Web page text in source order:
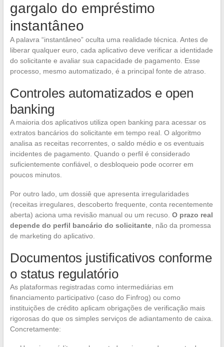
gargalo do empréstimo
instantâneo
A palavra “instantâneo” oculta uma realidade técnica. Antes de
liberar qualquer euro, cada aplicativo deve verificar a identidade
do solicitante e avaliar sua capacidade de pagamento. Esse
processo, mesmo automatizado, é a principal fonte de atraso.
Controles automatizados e open
banking
A maioria dos aplicativos utiliza open banking para acessar os
extratos bancários do solicitante em tempo real. O algoritmo
analisa as receitas recorrentes, o saldo médio e os eventuais
incidentes de pagamento. Quando o perfil é considerado
suficientemente confiável, o desbloqueio pode ocorrer em
poucos minutos.
Por outro lado, um dossiê que apresenta irregularidades
(receitas irregulares, descoberto frequente, conta recentemente
aberta) aciona uma revisão manual ou um recuso. O prazo real
depende do perfil bancário do solicitante, não da promessa
de marketing do aplicativo.
Documentos justificativos conforme
o status regulatório
As plataformas registradas como intermediárias em
financiamento participativo (caso do Finfrog) ou como
instituições de crédito aplicam obrigações de verificação mais
rigorosas do que os simples serviços de adiantamento de caixa.
Concretamente: